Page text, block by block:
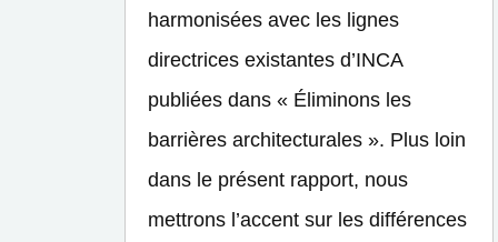
harmonisées avec les lignes
directrices existantes d’INCA
publiées dans « Éliminons les
barrières architecturales ». Plus loin
dans le présent rapport, nous
mettrons l’accent sur les différences